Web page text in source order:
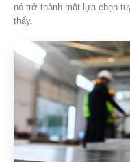
nó trở thành một lựa chọn
thấy.